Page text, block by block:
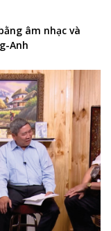
âm nhạc và
Anh